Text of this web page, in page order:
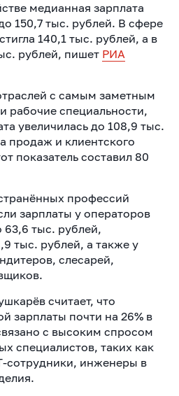
медианная зарплата
150,7 тыс. рублей. В сфере
140,1 тыс. рублей, а в
рублей, пишет РИА
с самым заметным
рабочие специальности,
увеличилась до 108,9 тыс.
продаж и клиентского
показатель составил 80
профессий
зарплаты у операторов
63,6 тыс. рублей,
тыс. рублей, а также у
слесарей,
считает, что
зарплаты почти на 26% в
с высоким спросом
специалистов, таких как
сотрудники, инженеры в